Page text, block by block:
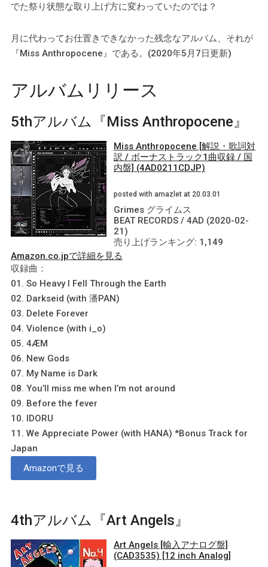
でた祭り状態な取り上げ方に変わっていたのでは？
月に代わってお仕置きできなかった残念なアルバム、それが
『Miss Anthropocene』である。(2020年5月7日更新)
アルバムリリース
5thアルバム『Miss Anthropocene』
Miss Anthropocene [解説・歌詞対
訳 / ボーナストラック1曲収録 / 国
内盤] (4AD0211CDJP)
posted with amazlet at 20.03.01
Grimes グライムス
BEAT RECORDS / 4AD (2020-02-
21)
売り上げランキング: 1,149
Amazon.co.jpで詳細を見る
収録曲：
01. So Heavy I Fell Through the Earth
02. Darkseid (with 潘PAN)
03. Delete Forever
04. Violence (with i_o)
05. 4ÆM
06. New Gods
07. My Name is Dark
08. You’ll miss me when I’m not around
09. Before the fever
10. IDORU
11. We Appreciate Power (with HANA) *Bonus Track for
Japan
Amazonで見る
4thアルバム『Art Angels』
Art Angels [輸入アナログ盤]
(CAD3535) [12 inch Analog]